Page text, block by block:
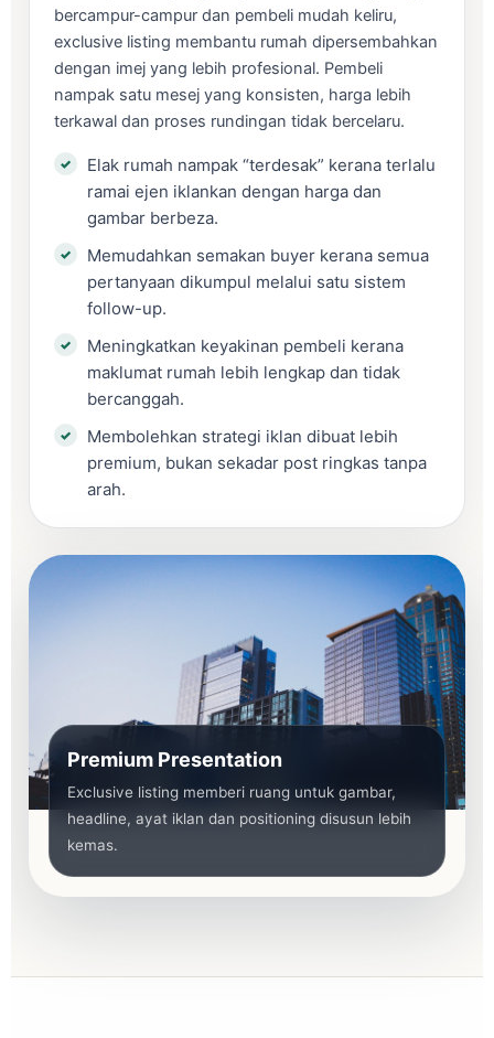
bercampur-campur dan pembeli mudah keliru,
exclusive listing membantu rumah dipersembahkan
dengan imej yang lebih profesional. Pembeli
nampak satu mesej yang konsisten, harga lebih
terkawal dan proses rundingan tidak bercelaru.
Elak rumah nampak “terdesak” kerana terlalu
ramai ejen iklankan dengan harga dan
gambar berbeza.
Memudahkan semakan buyer kerana semua
pertanyaan dikumpul melalui satu sistem
follow-up.
Meningkatkan keyakinan pembeli kerana
maklumat rumah lebih lengkap dan tidak
bercanggah.
Membolehkan strategi iklan dibuat lebih
premium, bukan sekadar post ringkas tanpa
arah.
Premium Presentation
Exclusive listing memberi ruang untuk gambar,
headline, ayat iklan dan positioning disusun lebih
kemas.